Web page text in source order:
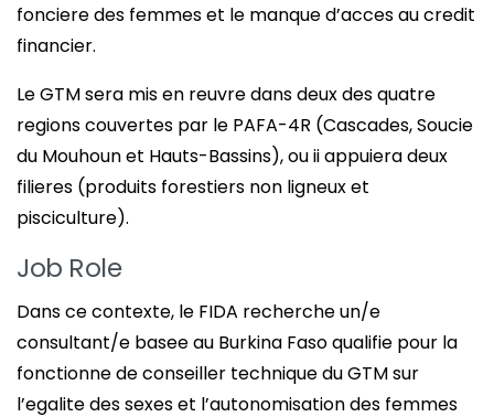
fonciere des femmes et le manque d’acces au credit
financier.
Le GTM sera mis en reuvre dans deux des quatre
regions couvertes par le PAFA-4R (Cascades, Soucie
du Mouhoun et Hauts-Bassins), ou ii appuiera deux
filieres (produits forestiers non ligneux et
pisciculture).
Job Role
Dans ce contexte, le FIDA recherche un/e
consultant/e basee au Burkina Faso qualifie pour la
fonctionne de conseiller technique du GTM sur
l’egalite des sexes et l’autonomisation des femmes